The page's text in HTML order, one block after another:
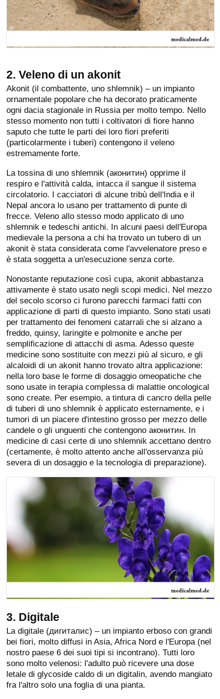
2. Veleno di un akonit
Akonit (il combattente, uno shlemnik) – un impianto
ornamentale popolare che ha decorato praticamente
ogni dacia stagionale in Russia per molto tempo. Nello
stesso momento non tutti i coltivatori di fiore hanno
saputo che tutte le parti dei loro fiori preferiti
(particolarmente i tuberi) contengono il veleno
estremamente forte.
La tossina di uno shlemnik (аконитин) opprime il
respiro e l'attività calda, intacca il sangue il sistema
circolatorio. I cacciatori di alcune tribù dell'India e il
Nepal ancora lo usano per trattamento di punte di
frecce. Veleno allo stesso modo applicato di uno
shlemnik e tedeschi antichi. In alcuni paesi dell'Europa
medievale la persona a chi ha trovato un tubero di un
akonit è stata considerata come l'avvelenatore preso e
è stata soggetta a un'esecuzione senza corte.
Nonostante reputazione così cupa, akonit abbastanza
attivamente è stato usato negli scopi medici. Nel mezzo
del secolo scorso ci furono parecchi farmaci fatti con
applicazione di parti di questo impianto. Sono stati usati
per trattamento dei fenomeni catarrali che si alzano a
freddo, quinsy, laringite e polmonite e anche per
semplificazione di attacchi di asma. Adesso queste
medicine sono sostituite con mezzi più al sicuro, e gli
alcaloidi di un akonit hanno trovato altra applicazione:
nella loro base le forme di dosaggio omeopatiche che
sono usate in terapia complessa di malattie oncological
sono create. Per esempio, a tintura di cancro della pelle
di tuberi di uno shlemnik è applicato esternamente, e i
tumori di un piacere d'intestino grosso per mezzo delle
candele o gli unguenti che contengono аконитин. In
medicine di casi certe di uno shlemnik accettano dentro
(certamente, è molto attento anche all'osservanza più
severa di un dosaggio e la tecnologia di preparazione).
3. Digitale
La digitale (дигиталис) – un impianto erboso con grandi
bei fiori, molto diffusi in Asia, Africa Nord e l'Europa (nel
nostro paese 6 dei suoi tipi si incontrano). Tutti loro
sono molto velenosi: l'adulto può ricevere una dose
letale di glycoside caldo di un digitalin, avendo mangiato
fra l'altro solo una foglia di una pianta.